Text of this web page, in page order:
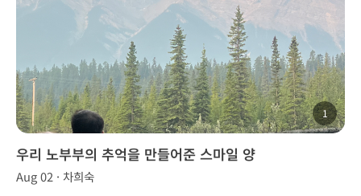
1
우리 노부부의 추억을 만들어준 스마일 양
Aug 02 · 차희숙